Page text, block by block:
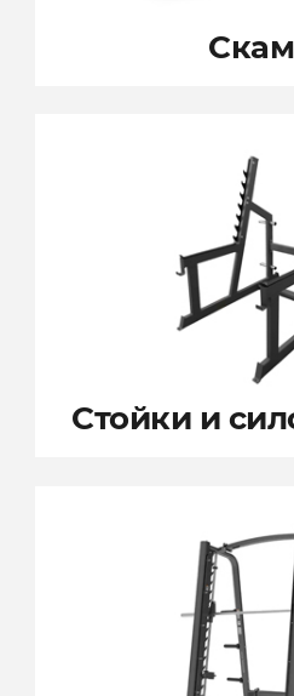
Стойки и